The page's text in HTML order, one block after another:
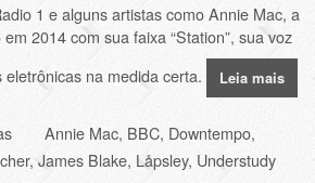
1 e alguns artistas como Annie Mac, a
2014 com sua faixa “Station”, sua voz
na medida certa.
Leia mais
Annie Mac, BBC, Downtempo,
,James Blake, Låpsley, Understudy